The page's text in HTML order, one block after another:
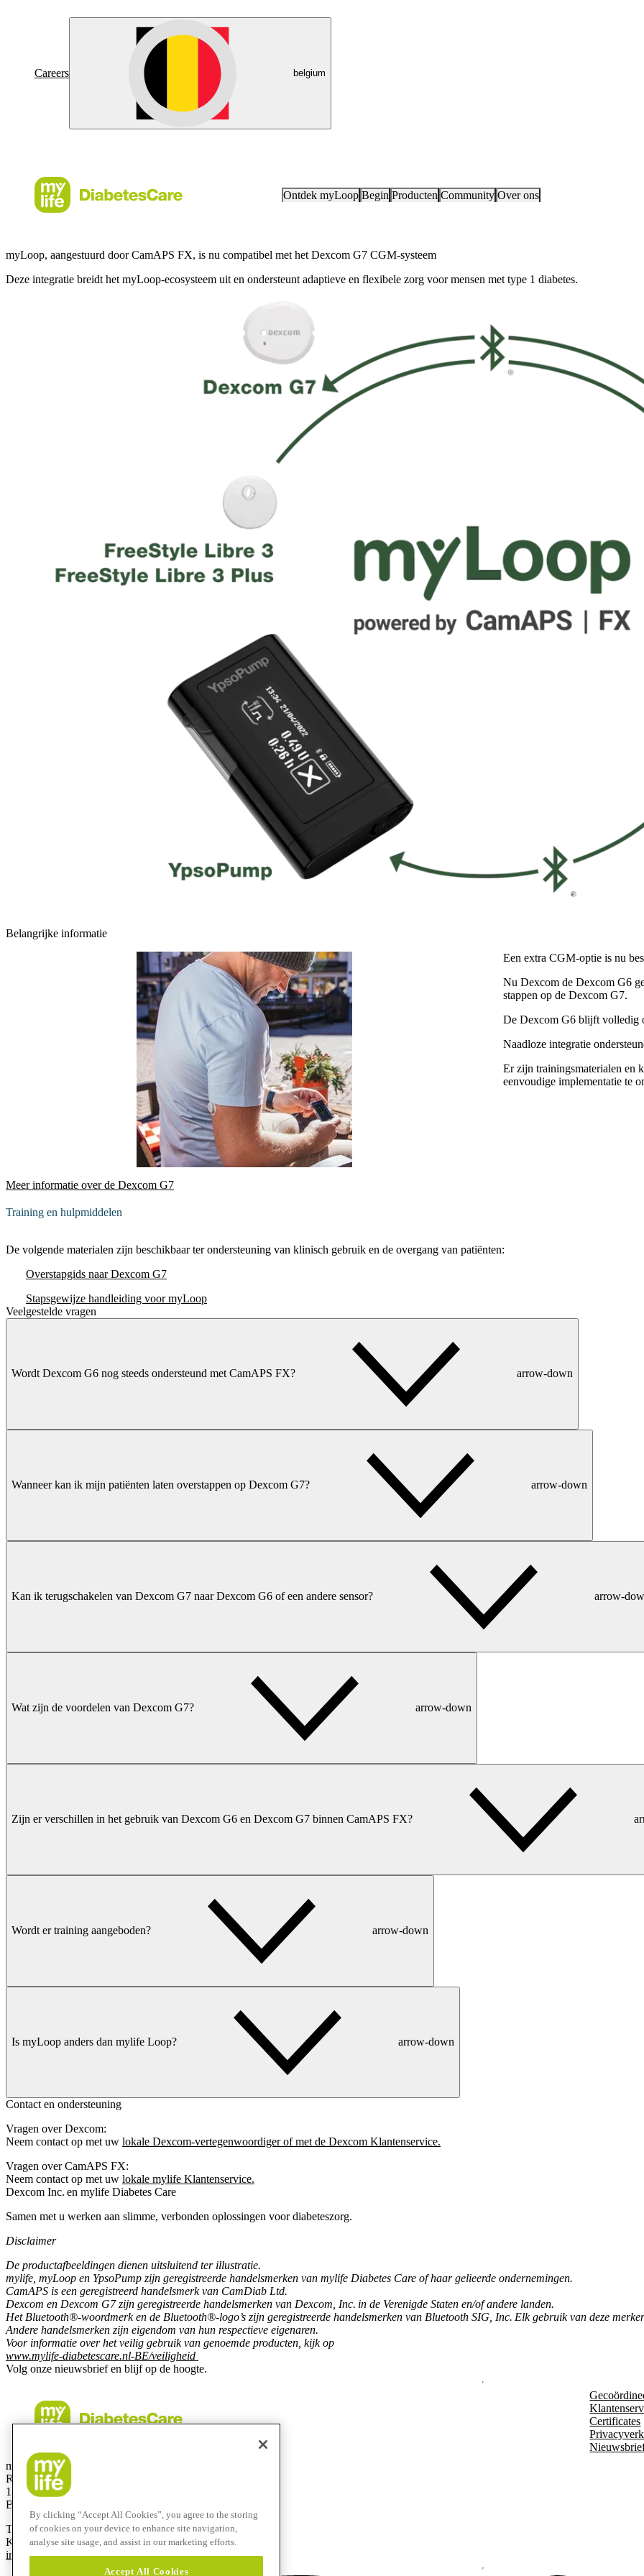
Careers belgium
Ontdek myLoop Begin Producten Community Over ons
myLoop, aangestuurd door CamAPS FX, is nu compatibel met het Dexcom G7 CGM-systeem
Deze integratie breidt het myLoop-ecosysteem uit en ondersteunt adaptieve en flexibele zorg voor mensen met type 1 diabetes.
Belangrijke informatie
Een extra CGM-optie is nu
Nu Dexcom de Dexcom G6
stappen op de Dexcom G7.
De Dexcom G6 blijft volledig
Naadloze integratie
Er zijn trainingsmaterialen en
eenvoudige implementatie te
Meer informatie over de Dexcom G7
Training en hulpmiddelen
De volgende materialen zijn beschikbaar ter ondersteuning van klinisch gebruik en de overgang van patiënten:
Overstapgids naar Dexcom G7
Stapsgewijze handleiding voor myLoop
Veelgestelde vragen
Wordt Dexcom G6 nog steeds ondersteund met CamAPS FX? arrow-down
Wanneer kan ik mijn patiënten laten overstappen op Dexcom G7? arrow-down
Kan ik terugschakelen van Dexcom G7 naar Dexcom G6 of een andere sensor? arrow-
Wat zijn de voordelen van Dexcom G7? arrow-down
Zijn er verschillen in het gebruik van Dexcom G6 en Dexcom G7 binnen CamAPS FX?
Wordt er training aangeboden? arrow-down
Is myLoop anders dan mylife Loop? arrow-down
Contact en ondersteuning
Vragen over Dexcom:
Neem contact op met uw lokale Dexcom-vertegenwoordiger of met de Dexcom Klantenservice.
Vragen over CamAPS FX:
Neem contact op met uw lokale mylife Klantenservice.
Dexcom Inc. en mylife Diabetes Care
Samen met u werken aan slimme, verbonden oplossingen voor diabeteszorg.
Disclaimer
De productafbeeldingen dienen uitsluitend ter illustratie.
mylife, myLoop en YpsoPump zijn geregistreerde handelsmerken van mylife Diabetes Care of haar gelieerde ondernemingen.
CamAPS is een geregistreerd handelsmerk van CamDiab Ltd.
Dexcom en Dexcom G7 zijn geregistreerde handelsmerken van Dexcom, Inc. in de Verenigde Staten en/of andere landen.
Het Bluetooth®-woordmerk en de Bluetooth®-logo’s zijn geregistreerde handelsmerken van Bluetooth SIG, Inc. Elk gebruik van deze
Andere handelsmerken zijn eigendom van hun respectieve eigenaren.
Voor informatie over het veilig gebruik van genoemde producten, kijk op
www.mylife-diabetescare.nl-BE/veiligheid
Volg onze nieuwsbrief en blijf op de hoogte.
mylife Diabetes Care BV
Researchdreef 12
1070 Brussel
België
T
+32 2290 6206
Klantenservice:0800 -294 15
info@mylife-diabetescare.be
Certificates
By clicking “Accept All Cookies”, you agree to the storing
of cookies on your device to enhance site navigation,
analyse site usage, and assist in our marketing efforts.
Accept All Cookies